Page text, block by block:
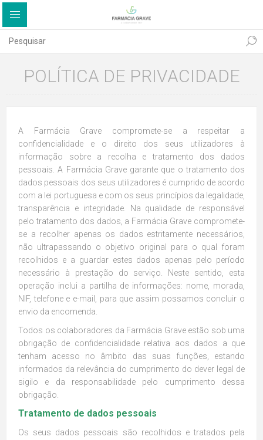
POLÍTICA DE PRIVACIDADE
A Farmácia Grave compromete-se a respeitar a
confidencialidade e o direito dos seus utilizadores à
informação sobre a recolha e tratamento dos dados
pessoais. A Farmácia Grave garante que o tratamento dos
dados pessoais dos seus utilizadores é cumprido de acordo
com a lei portuguesa e com os seus princípios da legalidade,
transparência e integridade. Na qualidade de responsável
pelo tratamento dos dados, a Farmácia Grave compromete-
se a recolher apenas os dados estritamente necessários,
não ultrapassando o objetivo original para o qual foram
recolhidos e a guardar estes dados apenas pelo período
necessário à prestação do serviço. Neste sentido, esta
operação inclui a partilha de informações: nome, morada,
NIF, telefone e e-mail, para que assim possamos concluir o
envio da encomenda.
Todos os colaboradores da Farmácia Grave estão sob uma
obrigação de confidencialidade relativa aos dados a que
tenham acesso no âmbito das suas funções, estando
informados da relevância do cumprimento do dever legal de
sigilo e da responsabilidade pelo cumprimento dessa
obrigação.
Tratamento de dados pessoais
Os seus dados pessoais são recolhidos e tratados pela